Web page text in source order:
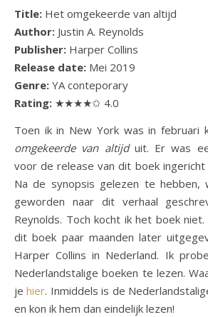
Title: Het omgekeerde van altijd
Author: Justin A. Reynolds
Publisher: Harper Collins
Release date: Mei 2019
Genre: YA conteporary
Rating: ★★★★✩ 4.0
Toen ik in New York was in februari
omgekeerde van altijduit. Er was
voor de release van dit boek
Na de synopsis gelezen te hebben,
geworden naar dit verhaal
Reynolds. Toch kocht ik het boek
dit boek paar maanden later
Harper Collins in Nederland. Ik
Nederlandstalige boeken te lezen.
jehier. Inmiddels is de
en kon ik hem dan eindelijk lezen!